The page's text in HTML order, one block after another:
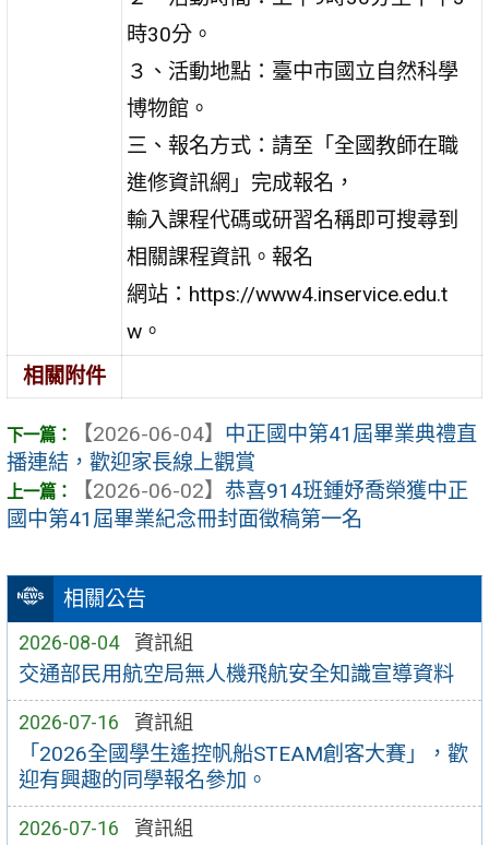
相關公告
2026-08-04 資訊組
交通部民用航空局無人機飛航安全知識宣導資料
2026-07-16 資訊組
「2026全國學生遙控帆船STEAM創客大賽」，歡
迎有興趣的同學報名參加。
2026-07-16 資訊組
時30分。
３、活動地點：臺中市國立自然科學
博物館。
三、報名方式：請至「全國教師在職
進修資訊網」完成報名，
輸入課程代碼或研習名稱即可搜尋到
相關課程資訊。報名
網站：https://www4.inservice.edu.t
w。
相關附件
【2026-06-04】 中正國中第41屆畢業典禮直
播連結，歡迎家長線上觀賞
【2026-06-02】 恭喜914班鍾妤喬榮獲中正
國中第41屆畢業紀念冊封面徵稿第一名